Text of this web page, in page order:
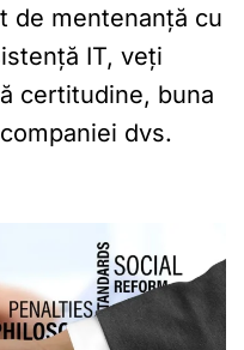
de mentenanță cu
IT, veți
certitudine, buna
dvs.